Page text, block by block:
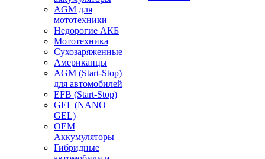
AGM для
мототехники
Недорогие АКБ
Мототехника
Сухозаряженные
Американцы
AGM (Start-Stop)
для автомобилей
EFB (Start-Stop)
GEL (NANO
GEL)
OEM
Аккумуляторы
Гибридные